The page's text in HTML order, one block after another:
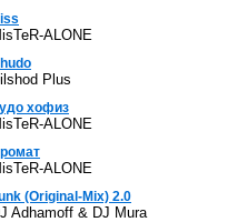
ALONE
Plus
хофиз
ALONE
ALONE
(Original-Mix) 2.0
Adhamoff & DJ Mura